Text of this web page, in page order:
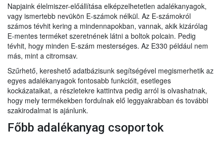
Napjaink élelmiszer-előállítása elképzelhetetlen adalékanyagok,
vagy ismertebb nevükön E-számok nélkül. Az E-számokról
számos tévhit kering a mindennapokban, vannak, akik kizárólag
E-mentes terméket szeretnének látni a boltok polcain. Pedig
tévhit, hogy minden E-szám mesterséges. Az E330 például nem
más, mint a citromsav.
Szűrhető, kereshető adatbázisunk segítségével megismerhetik az
egyes adalékanyagok fontosabb funkcióit, esetleges
kockázataikat, a részletekre kattintva pedig arról is olvashatnak,
hogy mely termékekben fordulnak elő leggyakrabban és további
szakirodalmat is ajánlunk.
Főbb adalékanyag csoportok